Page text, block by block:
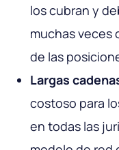
los cubran y
muchas veces
de las
Largas
costoso para
en todas las